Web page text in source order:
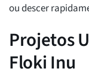
ou descer
Projetos
Floki Inu